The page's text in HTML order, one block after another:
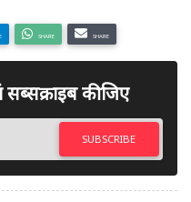
SHARE SHARE
कीजिए
SUBSCRIBE